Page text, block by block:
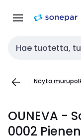
navigointiinsisältöön
Haku
Näytä
OUNEVA -
0002